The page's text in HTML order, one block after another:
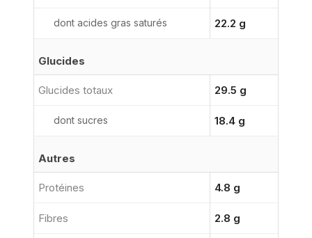
dont acides gras saturés 22.2 g
Glucides
Glucides totaux 29.5 g
dont sucres 18.4 g
Autres
Protéines 4.8 g
Fibres 2.8 g